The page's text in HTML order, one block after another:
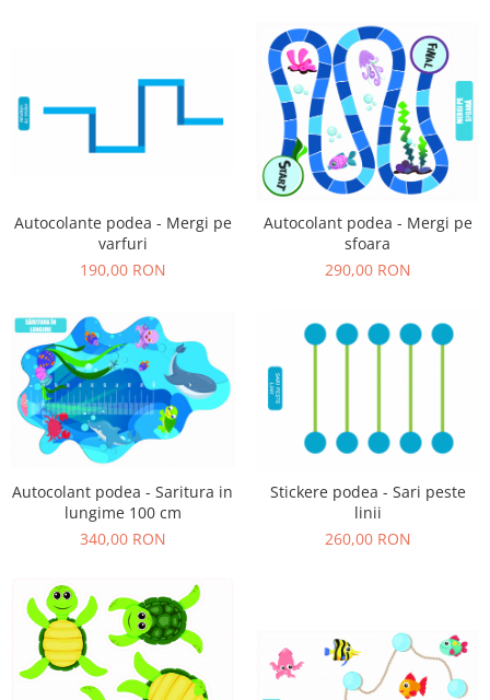
Autocolante podea - Mergi pe
varfuri
190,00 RON
Autocolant podea - Mergi pe
sfoara
290,00 RON
Autocolant podea - Saritura in
lungime 100 cm
340,00 RON
Stickere podea - Sari peste
linii
260,00 RON